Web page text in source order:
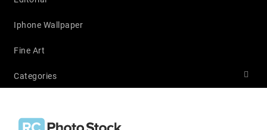
Iphone Wallpaper
Fine Art
Categories